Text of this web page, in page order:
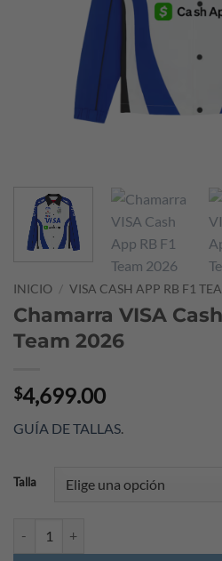
INICIO / VISA CASH APP RB F1
Chamarra VISA
Team 2026
$4,699.00
GUÍA DE TALLAS
Talla